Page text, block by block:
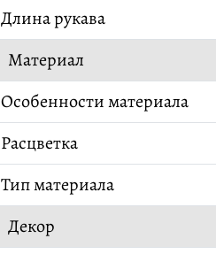
Длина рукава
Материал
Особенности материала
Расцветка
Тип материала
Декор